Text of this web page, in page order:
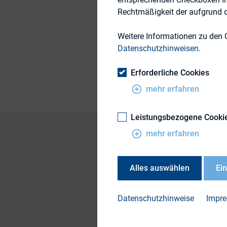
Themengebiet
Beschluss des
Da nunmehr alle
nun jeden
Rechtmäßigkeit der aufgrund
Weitere Informationen zu den
Datenschutzhinweisen.
Erforderliche Cookies
mehr erfahren
Leistungsbezogene
mehr erfahren
Alles auswählen
Datenschutzhinweise